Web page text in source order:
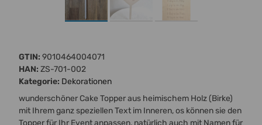
GTIN: 9010464004071
HAN: ZS-701-002
Kategorie: Dekorationen
wunderschöner Cake Topper aus heimischem Holz (Birke)
mit Ihrem ganz speziellen Text im Inneren, os können sie den
Topper für Ihr Event anpassen, natürlich auch mit Namen für